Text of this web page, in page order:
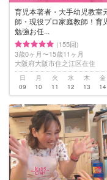
育児本著者・大手幼児教室
師・現役プロ家庭教師！育
勉強お任...
(155回)
3歳0ヶ月〜15歳11ヶ月
大阪府大阪市住之江区在住
日
09
月
10
火
11
水
12
木
13
金
14